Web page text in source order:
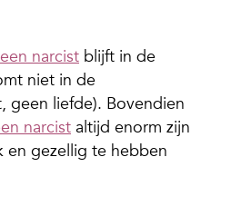
narcist blijft in de
niet in de
geen liefde). Bovendien
narcist altijd enorm zijn
en gezellig te hebben